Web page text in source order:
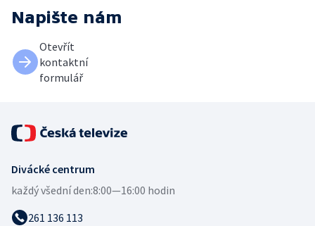
Napište nám
Otevřít
kontaktní
formulář
Divácké centrum
každý všední den:8:00—16:00 hodin
261 136 113